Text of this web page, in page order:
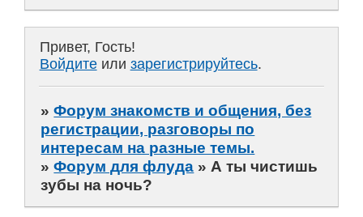
Привет, Гость!
Войдитеили зарегистрируйтесь.
»Форум знакомств и общения, без
регистрации, разговоры по
интересам на разные темы.
»Форум для флуда » А ты чистишь
зубы на ночь?